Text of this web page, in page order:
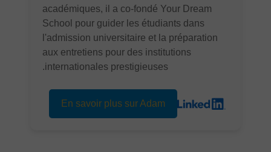
académiques, il a co-fondé Your Dream
School pour guider les étudiants dans
l'admission universitaire et la préparation
aux entretiens pour des institutions
internationales prestigieuses.
En savoir plus sur Adam